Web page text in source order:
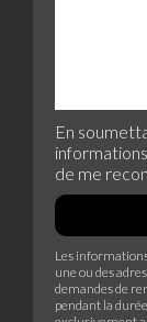
En
de me
Les
une ou des
demandes de
pendant la